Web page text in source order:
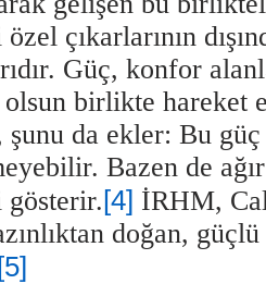
çıkarlarının
Güç, konfor
olsun birlikte hareket
şunu da ekler: Bu
Bazen de
[4] İRHM,
doğan,